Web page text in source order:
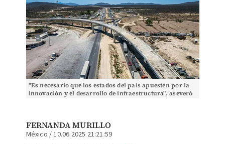
"Es necesario que los estados del país apuesten por la
innovación y el desarrollo de infraestructura", aseveró
FERNANDA MURILLO
México /10.06.2025 21:21:59